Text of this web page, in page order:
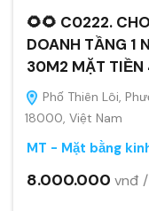
🌻🌻 C0222.
DOANH TẦNG 1
30M2 MẶT TIỀN
Phố Thiên Lôi,
18000, Việt Nam
MT - Mặt bằng
8.000.000 vnđ